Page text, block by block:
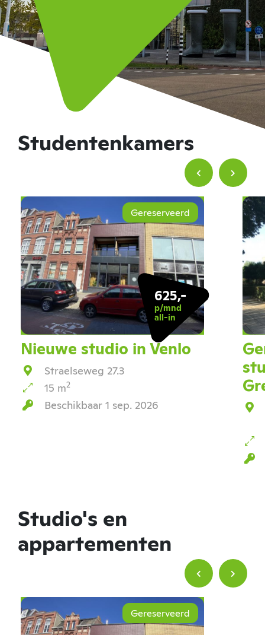
Studentenkamers
Gereserveerd
625,-
p/mnd
all-in
Nieuwe studio in Venlo
Straelseweg 27.3
15 m2
Beschikbaar 1 sep. 2026
Studio's en
appartementen
Gereserveerd